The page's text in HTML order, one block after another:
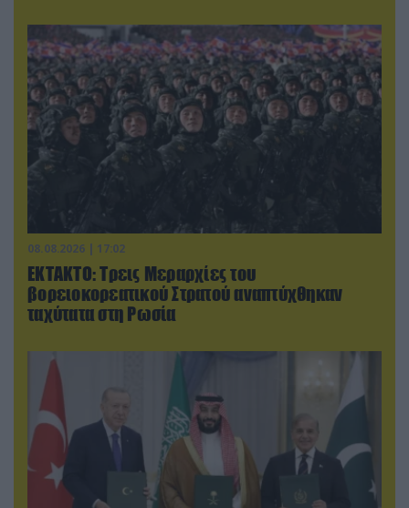
08.08.2026 | 17:02
ΕΚΤΑΚΤΟ: Τρεις Μεραρχίες του
βορειοκορεατικού Στρατού αναπτύχθηκαν
ταχύτατα στη Ρωσία